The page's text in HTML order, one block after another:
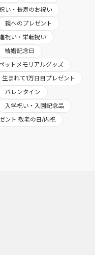
い・長寿のお祝い
親へのプレゼント
祝い・栄転祝い
結婚記念日
ットメモリアルグッズ
生まれて1万日目プレゼント
バレンタイン
入学祝い・入園記念品
ント 敬老の日/内祝